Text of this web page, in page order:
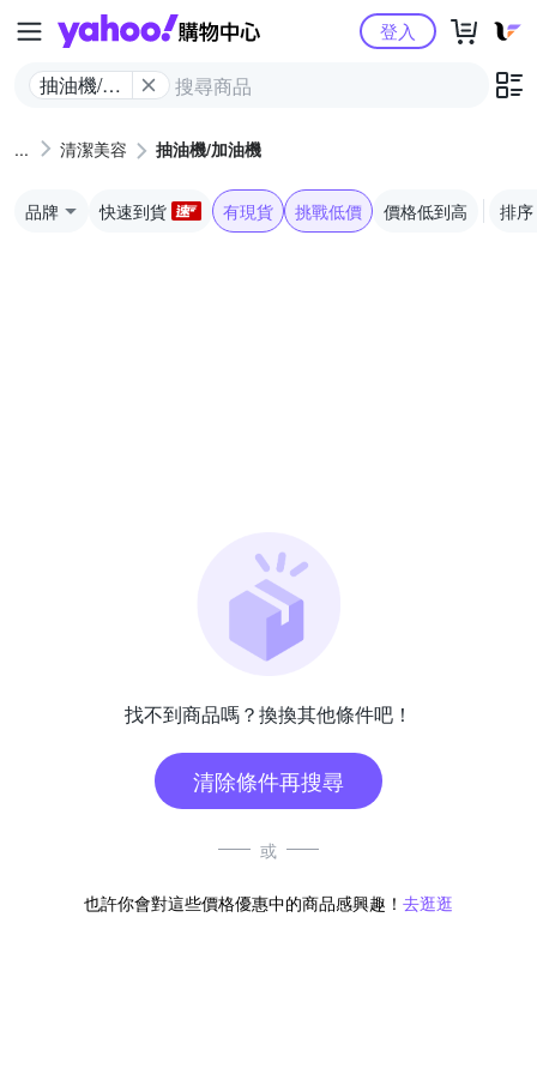
Yahoo購物中心
抽油機/加
登入
清潔美容 抽油機/加油機
品牌 快速到貨 有現貨 挑戰低價 價格低到高 排序
找不到商品嗎？換換其他條件吧！
清除條件再搜尋
或
也許你會對這些價格優惠中的商品感興趣！ 去逛逛